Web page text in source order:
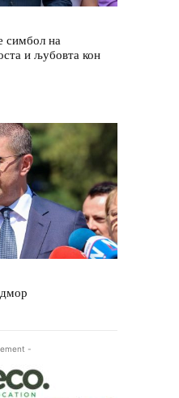
симбол на
и љубовта кон
-